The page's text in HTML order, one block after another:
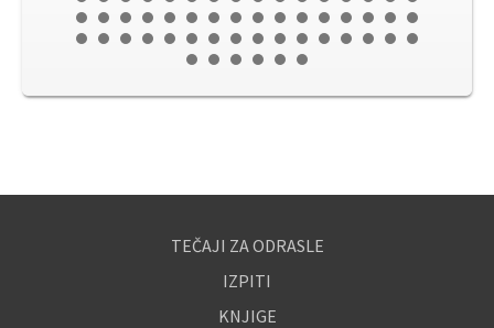
TEČAJI ZA ODRASLE
IZPITI
KNJIGE